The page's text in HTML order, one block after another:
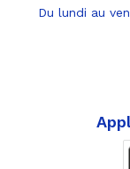
Du lundi au